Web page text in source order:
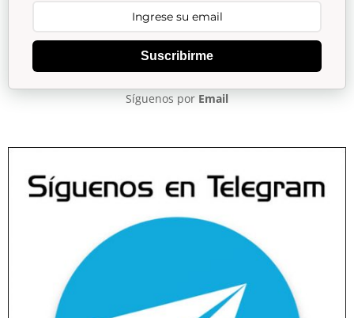
Suscribirme
Síguenos por Email